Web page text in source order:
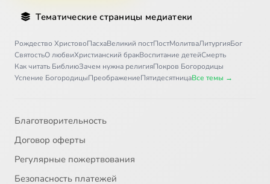
Тематические страницы медиатеки
Рождество ХристовоПасхаВеликий постПостМолитваЛитургияБог
СвятостьО любвиХристианский бракВоспитание детейСмерть
Как читать БиблиюЗачем нужна религияПокров Богородицы
Успение БогородицыПреображениеПятидесятницаВсе темы →
Благотворительность
Договор оферты
Регулярные пожертвования
Безопасность платежей